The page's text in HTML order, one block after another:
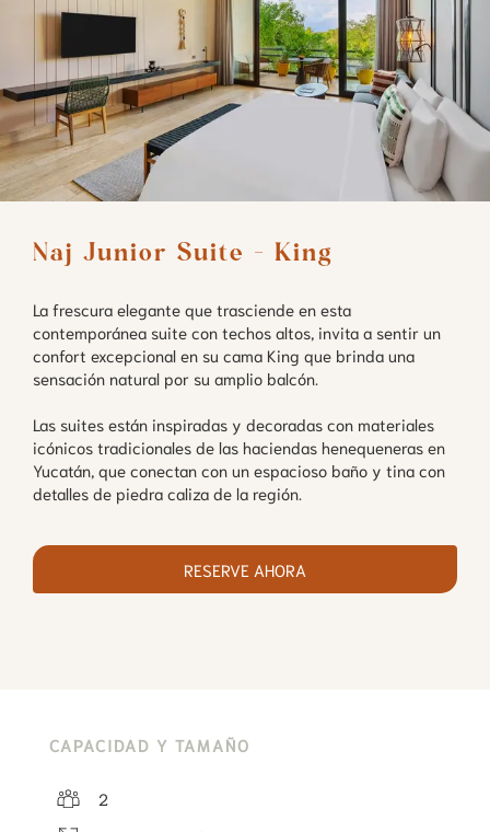
Naj Junior Suite - King
La frescura elegante que trasciende en esta
contemporánea suite con techos altos, invita a sentir un
confort excepcional en su cama King que brinda una
sensación natural por su amplio balcón.
Las suites están inspiradas y decoradas con materiales
icónicos tradicionales de las haciendas henequeneras en
Yucatán, que conectan con un espacioso baño y tina con
detalles de piedra caliza de la región.
RESERVE AHORA
CAPACIDAD Y TAMAÑO
2